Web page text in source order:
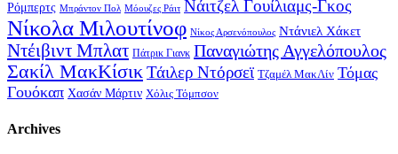
Ρόμπερτς Μπράντον Πολ Μόουζες Ράιτ Νάιτζελ Γουίλιαμς-Γκος
Νίκολα Μιλουτίνοφ Νίκος Αρσενόπουλος Ντάνιελ Χάκετ
Ντέιβιντ Μπλατ Πάτρικ Γιανκ Παναγιώτης Αγγελόπουλος
Σακίλ ΜακΚίσικΤάιλερ Ντόρσεϊ Τζαμέλ ΜακΛίν Τόμας
Γουόκαπ Χασάν Μάρτιν Χόλις Τόμπσον
Archives